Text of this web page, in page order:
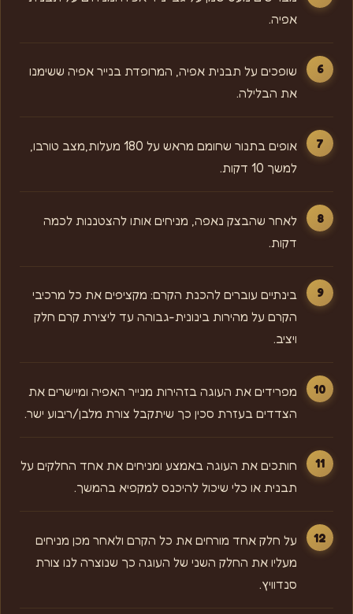
אפיה.
שופכים על תבנית אפיה, המרופדת בנייר אפיה ששימנו
את הבלילה.
אופים בתנור שחומם מראש על 180 מעלות,מצב טורבו,
למשך 10 דקות.
לאחר שהבצק נאפה, מניחים אותו להצטננות לכמה
דקות.
בינתיים עוברים להכנת הקרם: מקציפים את כל מרכיבי
הקרם על מהירות בינונית-גבוהה עד ליצירת קרם חלק
ויציב.
מפרידים את העוגה בזהירות מנייר האפיה ומיישרים את
הצדדים בעזרת סכין כך שיתקבל צורת מלבן/ריבוע ישר.
חותכים את העוגה באמצע ומניחים את אחד החלקים על
תבנית או כלי שיכול להיכנס למקפיא בהמשך.
על חלק אחד מורחים את כל הקרם ולאחר מכן מניחים
מעליו את החלק השני של העוגה כך שנוצרה לנו צורת
סנדוויץ.